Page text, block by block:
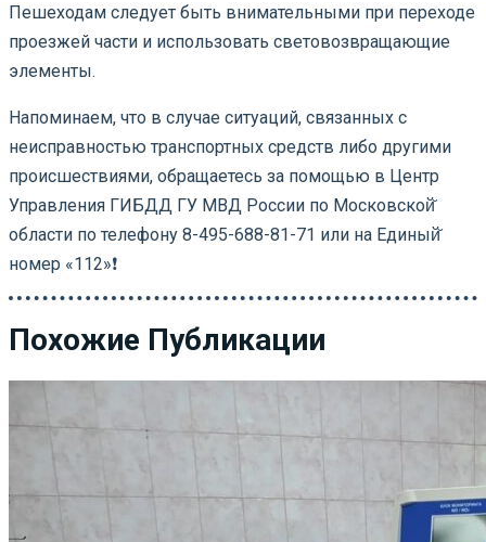
Пешеходам следует быть внимательными при переходе
проезжей части и использовать световозвращающие
элементы.
Напоминаем, что в случае ситуаций, связанных с
неисправностью транспортных средств либо другими
происшествиями, обращаетесь за помощью в Центр
Управления ГИБДД ГУ МВД России по Московской̆
области по телефону 8-495-688-81-71 или на Единый̆
номер «112»❗️
Похожие Публикации